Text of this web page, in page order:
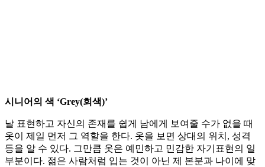
시니어의 색 ‘Grey(회색)’
날 표현하고 자신의 존재를 쉽게 남에게 보여줄 수가 없을 때
옷이 제일 먼저 그 역할을 한다. 옷을 보면 상대의 위치, 성격
등을 알 수 있다. 그만큼 옷은 예민하고 민감한 자기표현의 일
부분이다. 젊은 사람처럼 입는 것이 아닌 제 본분과 나이에 맞